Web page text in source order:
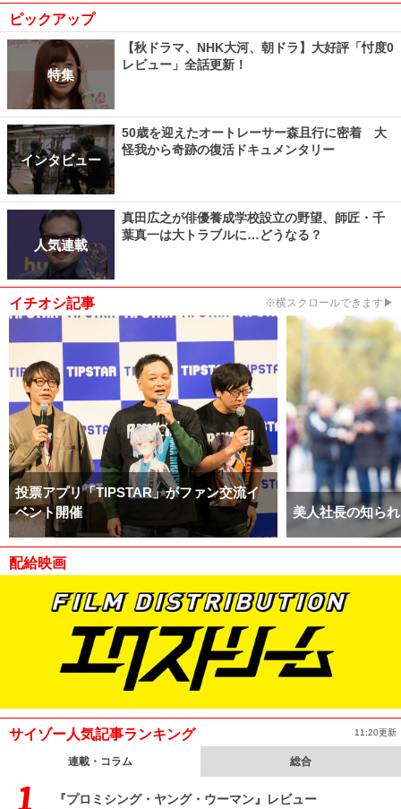
ピックアップ
特集
【秋ドラマ、NHK大河、朝ドラ】大好評「忖度0
レビュー」全話更新！
インタビュー
50歳を迎えたオートレーサー森且行に密着 大
怪我から奇跡の復活ドキュメンタリー
人気連載
真田広之が俳優養成学校設立の野望、師匠・千
葉真一は大トラブルに…どうなる？
イチオシ記事 ※横スクロールできます▶
投票アプリ「TIPSTAR」がファン交流イ
ベント開催
美人社長の知ら
配給映画
サイゾー人気記事ランキング 11:20更新
連載・コラム 総合
『プロミシング・ヤング・ウーマン』レビュー